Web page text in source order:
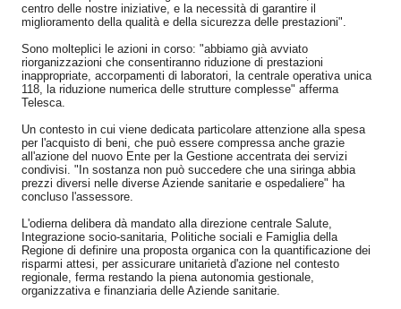
centro delle nostre iniziative, e la necessità di garantire il
miglioramento della qualità e della sicurezza delle prestazioni".
Sono molteplici le azioni in corso: "abbiamo già avviato
riorganizzazioni che consentiranno riduzione di prestazioni
inappropriate, accorpamenti di laboratori, la centrale operativa unica
118, la riduzione numerica delle strutture complesse" afferma
Telesca.
Un contesto in cui viene dedicata particolare attenzione alla spesa
per l'acquisto di beni, che può essere compressa anche grazie
all'azione del nuovo Ente per la Gestione accentrata dei servizi
condivisi. "In sostanza non può succedere che una siringa abbia
prezzi diversi nelle diverse Aziende sanitarie e ospedaliere" ha
concluso l'assessore.
L'odierna delibera dà mandato alla direzione centrale Salute,
Integrazione socio-sanitaria, Politiche sociali e Famiglia della
Regione di definire una proposta organica con la quantificazione dei
risparmi attesi, per assicurare unitarietà d'azione nel contesto
regionale, ferma restando la piena autonomia gestionale,
organizzativa e finanziaria delle Aziende sanitarie.